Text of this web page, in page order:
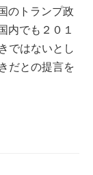
のトランプ政
内でも２０１
ではないとし
だとの提言を